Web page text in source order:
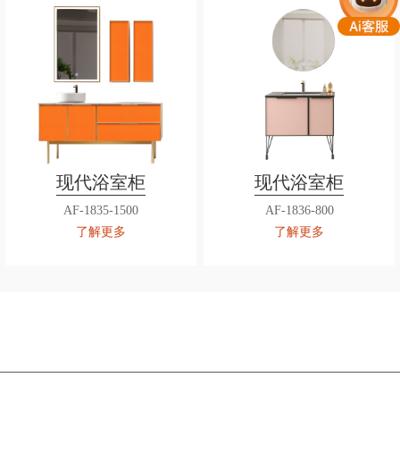
现代浴室柜
AF-1835-1500
了解更多
现代浴室柜
AF-1836-800
了解更多